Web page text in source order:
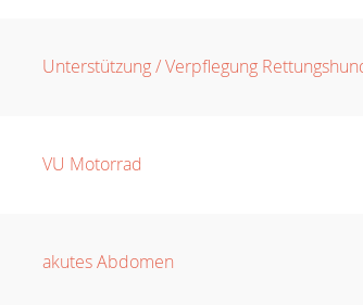
Unterstützung / Verpflegung
VU Motorrad
akutes Abdomen